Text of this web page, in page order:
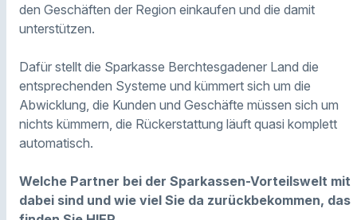
den Geschäften der Region einkaufen und die damit
unterstützen.
Dafür stellt die Sparkasse Berchtesgadener Land die
entsprechenden Systeme und kümmert sich um die
Abwicklung, die Kunden und Geschäfte müssen sich um
nichts kümmern, die Rückerstattung läuft quasi komplett
automatisch.
Welche Partner bei der Sparkassen-Vorteilswelt mit
dabei sind und wie viel Sie da zurückbekommen, das